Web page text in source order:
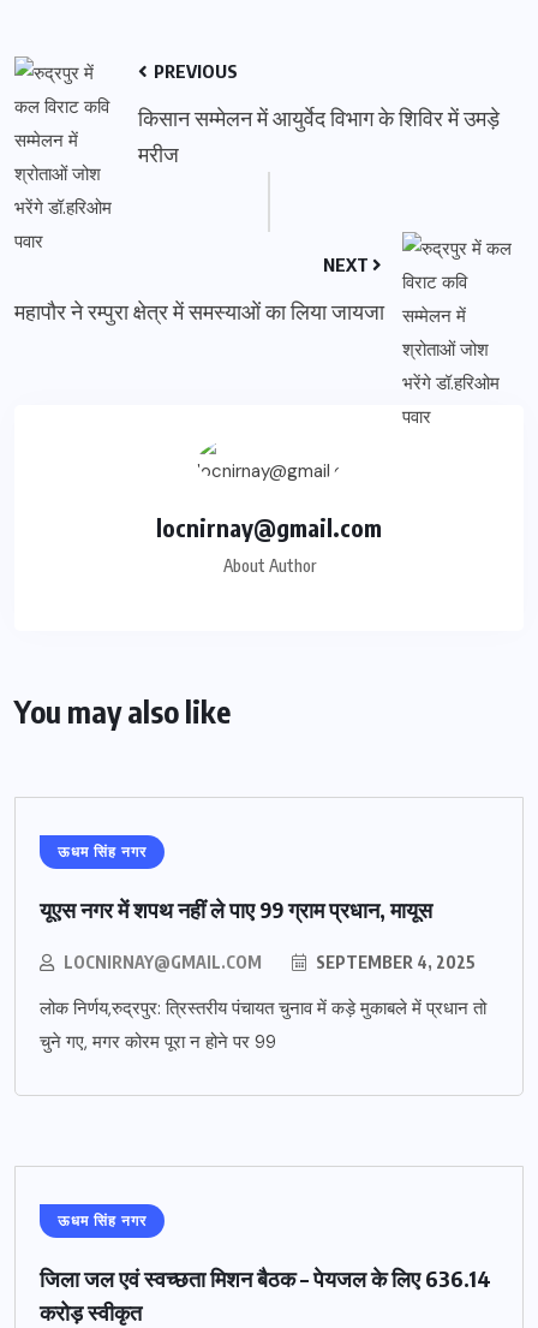
PREVIOUS
किसान सम्मेलन में आयुर्वेद विभाग के शिविर में उमड़े
मरीज
NEXT
महापौर ने रम्पुरा क्षेत्र में समस्याओं का लिया जायजा
locnirnay@gmail.com
About Author
You may also like
ऊधम सिंह नगर
यूएस नगर में शपथ नहीं ले पाए 99 ग्राम प्रधान, मायूस
LOCNIRNAY@GMAIL.COM SEPTEMBER 4, 2025
लोक निर्णय,रुद्रपुर: त्रिस्तरीय पंचायत चुनाव में कड़े मुकाबले में प्रधान तो
चुने गए, मगर कोरम पूरा न होने पर 99
ऊधम सिंह नगर
जिला जल एवं स्वच्छता मिशन बैठक – पेयजल के लिए 636.14
करोड़ स्वीकृत